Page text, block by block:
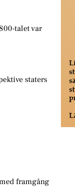
talet var
staters
framgång